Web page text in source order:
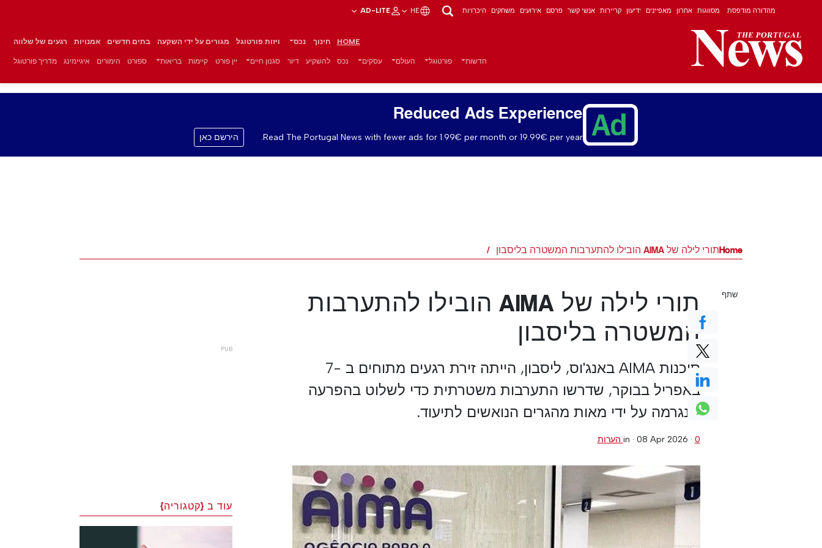
מהדורה מודפסת מסווגות אחרון מאפיינים ידיעון קריירות אנשי קשר פרסם אירועים משחקים היכרויות HE
AD-LITE
HOME חינוך נכס ויזות פורטוגל מגורים על ידי השקעה בתים חדשים אמנויות רגעים של שלווה
חדשות פורטוגל העולם עסקים נכס להשקיע דיור סגנון חיים יין פורט קיימות בריאות ספורט הימורים איגיימינג מדריך פורטוגל
Reduced Ads Experience
Read The Portugal News with fewer ads for 1.99€ per month or 19.99€ per year. הירשם כאן
Homeתורי לילה של AIMA הובילו להתערבות המשטרה בליסבון
תורי לילה של AIMA הובילו להתערבות
המשטרה בליסבון
סוכנות AIMA באנג'וס, ליסבון, הייתה זירת רגעים מתוחים ב -7
באפריל בבוקר, שדרשו התערבות משטרתית כדי לשלוט בהפרעה
שנגרמה על ידי מאות מהגרים הנואשים לתיעוד.
in · 08 Apr 2026 · 0 הערות
שתף
עוד ב {קטגוריה}